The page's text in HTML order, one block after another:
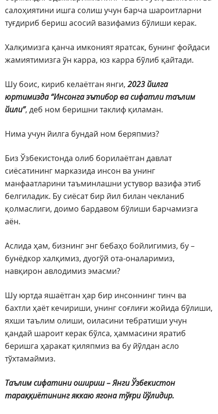
салоҳиятини ишга солиш учун барча шароитларни
туғдириб бериш асосий вазифамиз бўлиши керак.
Халқимизга қанча имконият яратсак, бунинг фойдаси
жамиятимизга ўн карра, юз карра бўлиб қайтади.
Шу боис, кириб келаётган янги, 2023 йилга
юртимизда “Инсонга эътибор ва сифатли таълим
йили”, деб ном беришни таклиф қиламан.
Нима учун йилга бундай ном беряпмиз?
Биз Ўзбекистонда олиб борилаётган давлат
сиёсатининг марказида инсон ва унинг
манфаатларини таъминлашни устувор вазифа этиб
белгиладик. Бу сиёсат бир йил билан чекланиб
қолмаслиги, доимо бардавом бўлиши барчамизга
аён.
Аслида ҳам, бизнинг энг бебаҳо бойлигимиз, бу –
бунёдкор халқимиз, дуогўй ота-оналаримиз,
навқирон авлодимиз эмасми?
Шу юртда яшаётган ҳар бир инсоннинг тинч ва
бахтли ҳаёт кечириши, унинг соғлиғи жойида бўлиши,
яхши таълим олиши, оиласини тебратиши учун
қандай шароит керак бўлса, ҳаммасини яратиб
беришга ҳаракат қиляпмиз ва бу йўлдан асло
тўхтамаймиз.
Таълим сифатини ошириш – Янги Ўзбекистон
тараққиётининг яккаю ягона тўғри йўлидир.